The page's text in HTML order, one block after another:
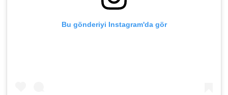
Bu gönderiyi Instagram'da gör